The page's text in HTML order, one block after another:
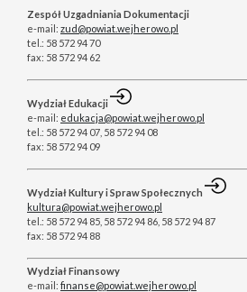
Zespół Uzgadniania Dokumentacji
e-mail: zud@powiat.wejherowo.pl
tel.: 58 572 94 70
fax: 58 572 94 62
Wydział Edukacji
e-mail: edukacja@powiat.wejherowo.pl
tel.: 58 572 94 07, 58 572 94 08
fax: 58 572 94 09
Wydział Kultury i Spraw Społecznych
kultura@powiat.wejherowo.pl
tel.: 58 572 94 85, 58 572 94 86, 58 572 94 87
fax: 58 572 94 88
Wydział Finansowy
e-mail: finanse@powiat.wejherowo.pl